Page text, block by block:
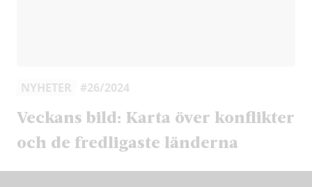
NYHETER #26/2024
Veckans bild: Karta över konflikter
och de fredligaste länderna